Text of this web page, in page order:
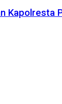
Kapolresta